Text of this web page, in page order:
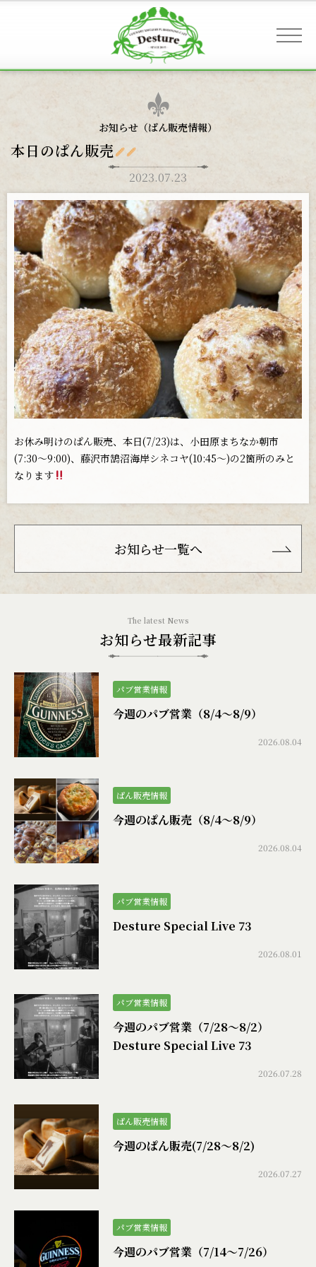
お客様へのご案内
お知らせ
ギャラリー
お問い合わせ
お知らせ（ぱん販売情報）
本日のぱん販売
2023.07.23
お休み明けのぱん販売、本日(7/23)は、小田原まちなか朝市
(7:30〜9:00)、藤沢市鵠沼海岸シネコヤ(10:45〜)の2箇所のみと
なります
お知らせ一覧へ
お知らせ最新記事
パブ営業情報
今週のパブ営業（8/4〜8/9）
2026.08.04
ぱん販売情報
今週のぱん販売（8/4〜8/9）
2026.08.04
パブ営業情報
Desture Special Live 73
2026.08.01
パブ営業情報
今週のパブ営業（7/28〜8/2）
Desture Special Live 73
2026.07.28
ぱん販売情報
今週のぱん販売(7/28〜8/2)
2026.07.27
パブ営業情報
今週のパブ営業（7/14〜7/26）